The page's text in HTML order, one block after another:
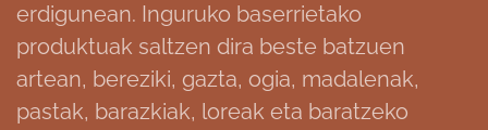
erdigunean. Inguruko baserrietako
produktuak saltzen dira beste batzuen
artean, bereziki, gazta, ogia, madalenak,
pastak, barazkiak, loreak eta baratzeko